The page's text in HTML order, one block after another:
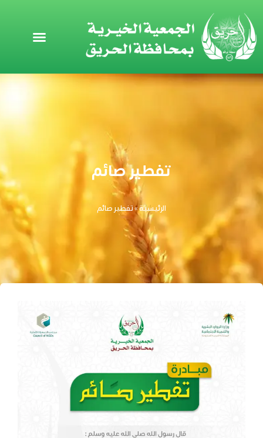
إلى
المحتوى
تفطير صائم
الرئيسية»تفطير صائم